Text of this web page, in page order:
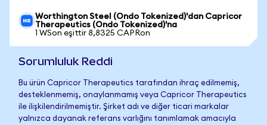
Worthington Steel (Ondo Tokenized)'dan Capricor
Therapeutics (Ondo Tokenized)'na
1 WSon eşittir 8,8325 CAPRon
Sorumluluk Reddi
Bu ürün Capricor Therapeutics tarafından ihraç edilmemiş,
desteklenmemiş, onaylanmamış veya Capricor Therapeutics
ile ilişkilendirilmemiştir. Şirket adı ve diğer ticari markalar
yalnızca dayanak referans varlığını tanımlamak amacıyla